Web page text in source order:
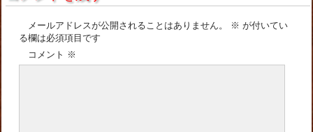
メールアドレスが公開されることはありません。 ※ が付いてい
る欄は必須項目です
コメント ※